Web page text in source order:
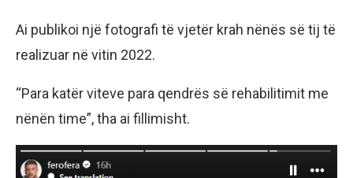
Ai publikoi një fotografi të vjetër krah nënës së tij të
realizuar në vitin 2022.
“Para katër viteve para qendrës së rehabilitimit me
nënën time”, tha ai fillimisht.